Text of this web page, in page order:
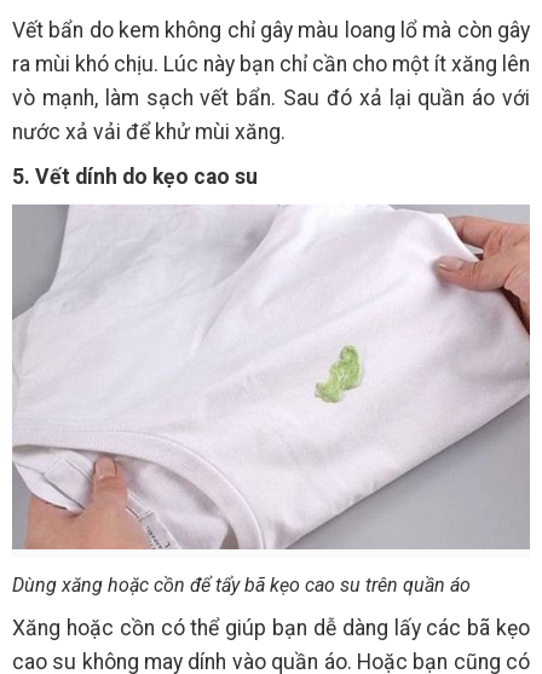
Vết bẩn do kem không chỉ gây màu loang lổ mà còn gây
ra mùi khó chịu. Lúc này bạn chỉ cần cho một ít xăng lên
vò mạnh, làm sạch vết bẩn. Sau đó xả lại quần áo với
nước xả vải để khử mùi xăng.
5. Vết dính do kẹo cao su
Dùng xăng hoặc cồn để tẩy bã kẹo cao su trên quần áo
Xăng hoặc cồn có thể giúp bạn dễ dàng lấy các bã kẹo
cao su không may dính vào quần áo. Hoặc bạn cũng có